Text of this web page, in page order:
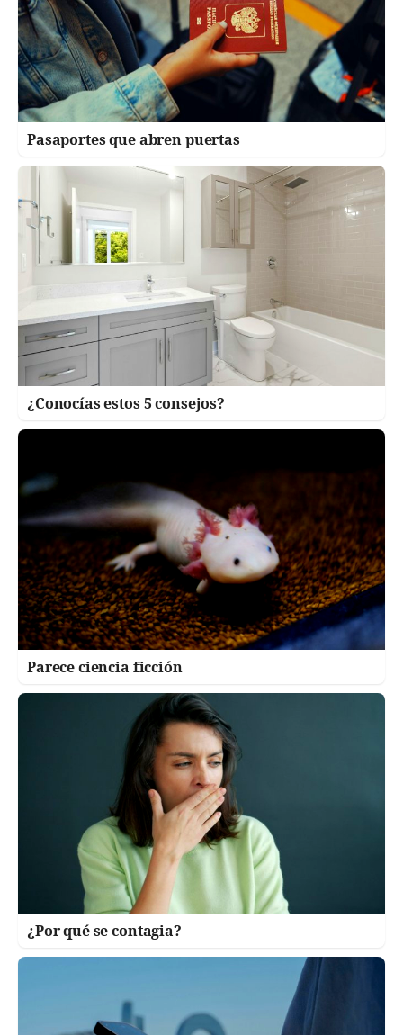
Pasaportes que abren puertas
¿Conocías estos 5 consejos?
Parece ciencia ficción
¿Por qué se contagia?